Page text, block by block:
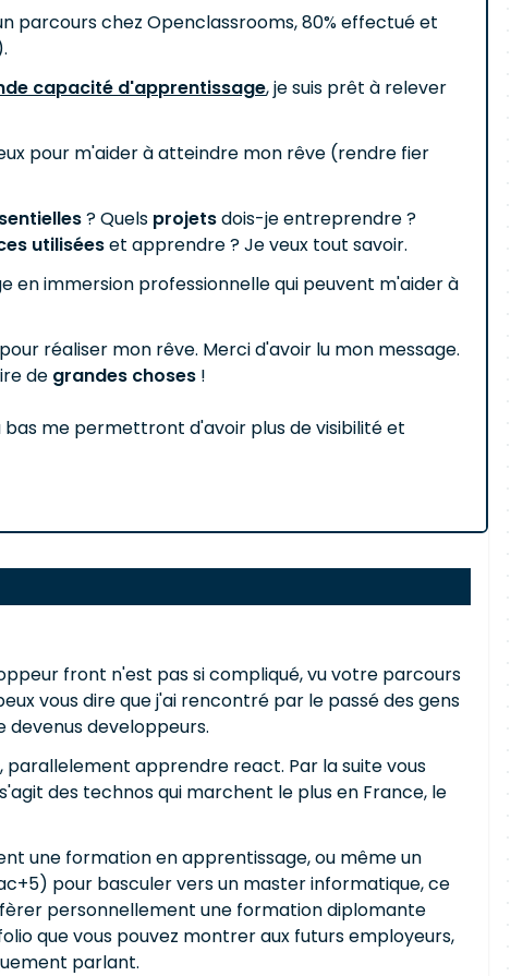
parcours chez Openclassrooms, 80% effectué et
capacité d'apprentissage, je suis prêt à relever
pour m'aider à atteindre mon rêve (rendre fier
? Quels projetsdois-je entreprendre ?
utiliséeset apprendre ? Je veux tout savoir.
en immersion professionnelle qui peuvent m'aider à
réaliser mon rêve. Merci d'avoir lu mon message.
de grandes choses !
bas me permettront d'avoir plus de visibilité et
front n'est pas si compliqué, vu votre parcours
vous dire que j'ai rencontré par le passé des gens
devenus developpeurs.
apprendre react. Par la suite vous
des technos qui marchent le plus en France, le
une formation en apprentissage, ou même un
pour basculer vers un master informatique, ce
personnellement une formation diplomante
que vous pouvez montrer aux futurs employeurs,
parlant.